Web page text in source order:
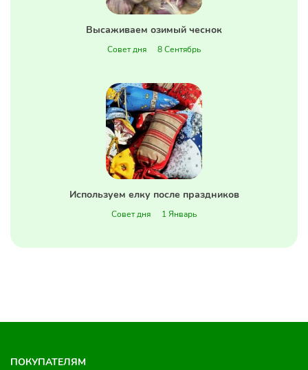
Высаживаем озимый чеснок
Совет дня 8 Сентябрь
Используем елку после праздников
Совет дня 1 Январь
ПОКУПАТЕЛЯМ